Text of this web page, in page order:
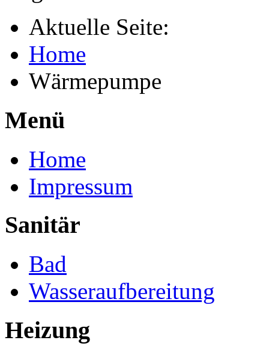
Aktuelle Seite:
Home
Wärmepumpe
Menü
Home
Impressum
Sanitär
Bad
Wasseraufbereitung
Heizung